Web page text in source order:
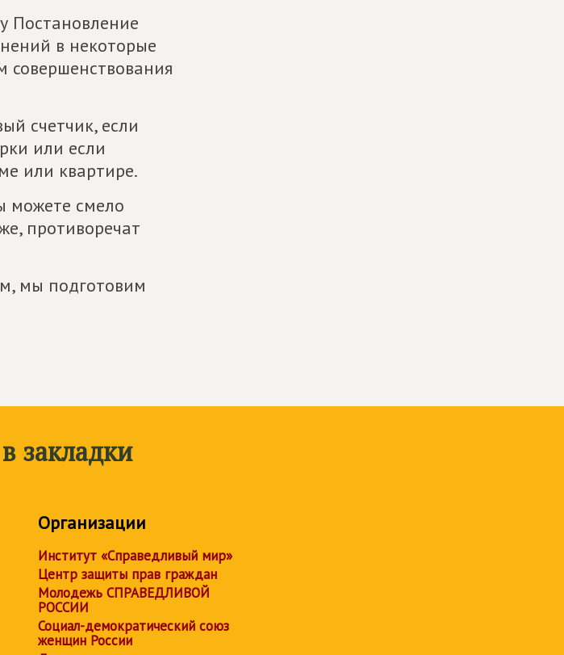
Постановление
в некоторые
совершенствования
счетчик, если
или если
или квартире.
можете смело
противоречат
мы подготовим
закладки
Организации
Институт «Справедливый мир»
Центр защиты прав граждан
Молодежь СПРАВЕДЛИВОЙ
РОССИИ
Социал-демократический союз
женщин России